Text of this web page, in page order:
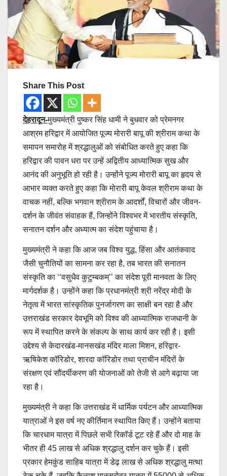
Share This Post
देहरादून-मुख्यमंत्री पुष्कर सिंह धामी ने बुधवार को प्रेमनगर
आश्रम हरिद्वार में आयोजित पूज्य मोरारी बापू की श्रीराम कथा के
समापन समारोह में श्रद्धालुओं को संबोधित करते हुए कहा कि
हरिद्वार की पावन धरा पर उन्हें अद्वितीय आध्यात्मिक सुख और
आनंद की अनुभूति हो रही है। उन्होंने पूज्य मोरारी बापू का हृदय से
आभार व्यक्त करते हुए कहा कि मोरारी बापू केवल श्रीराम कथा के
वाचक नहीं, बल्कि भगवान श्रीराम के आदर्शों, विचारों और जीवन-
दर्शन के जीवंत संवाहक हैं, जिन्होंने विश्वभर में भारतीय संस्कृति,
सनातन दर्शन और अध्यात्म का संदेश पहुंचाया है।
मुख्यमंत्री ने कहा कि आज जब विश्व युद्ध, हिंसा और आतंकवाद
जैसी चुनौतियों का सामना कर रहा है, तब भारत की सनातन
संस्कृति का ‘‘वसुधैव कुटुम्बकम्’’ का संदेश पूरी मानवता के लिए
मार्गदर्शक है। उन्होंने कहा कि प्रधानमंत्री श्री नरेंद्र मोदी के
नेतृत्व में भारत सांस्कृतिक पुनर्जागरण का साक्षी बन रहा है और
उत्तराखंड सरकार देवभूमि को विश्व की आध्यात्मिक राजधानी के
रूप में स्थापित करने के संकल्प के साथ कार्य कर रही है। इसी
उद्देश्य से केदारखंड-मानसखंड मंदिर माला मिशन, हरिद्वार-
ऋषिकेश कॉरिडोर, शारदा कॉरिडोर तथा प्राचीन मंदिरों के
संरक्षण एवं सौंदर्यीकरण की योजनाओं को तेजी से आगे बढ़ाया जा
रहा है।
मुख्यमंत्री ने कहा कि उत्तराखंड में धार्मिक पर्यटन और आध्यात्मिक
यात्राओं ने इस वर्ष नए कीर्तिमान स्थापित किए हैं। उन्होंने बताया
कि चारधाम यात्रा में पिछले सभी रिकॉर्ड टूट रहे हैं और दो माह के
भीतर ही 45 लाख से अधिक श्रद्धालु दर्शन कर चुके हैं। इसी
प्रकार हेमकुंड साहिब यात्रा में डेढ़ लाख से अधिक श्रद्धालु मत्था